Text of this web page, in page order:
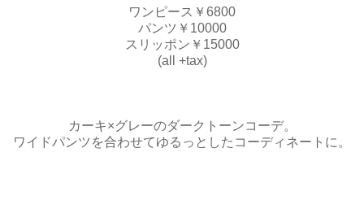
ワンピース￥6800
パンツ￥10000
スリッポン￥15000
(all +tax)
カーキ×グレーのダークトーンコーデ。
ワイドパンツを合わせてゆるっとしたコーディネートに。